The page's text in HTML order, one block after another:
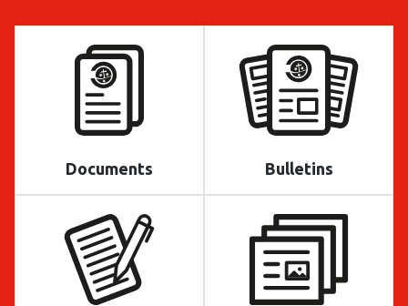
Documents Bulletins